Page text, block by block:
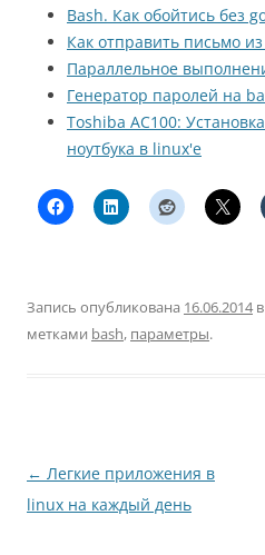
Bash. Как обойтись без
Как отправить письмо
Параллельное
Генератор паролей на
Toshiba AC100:
ноутбука в linux'е
Запись опубликована 16.06.2014в
метками bash, параметры.
Навигация
по
← Легкие приложения в
linux на каждый день